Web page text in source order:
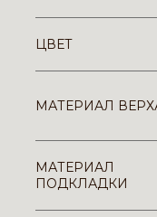
ЦВЕТ
МАТЕРИАЛ
МАТЕРИАЛ
ПОДКЛАДКИ